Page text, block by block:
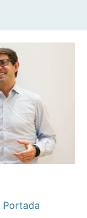
Portada